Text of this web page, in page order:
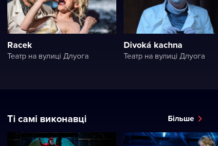
Racek
Театр на вулиці Длуога
Divoká kachna
Театр на вулиці Длуога
Ті самі виконавці Більше